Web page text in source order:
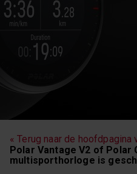
Slaap & Herstel
Workouts
« Terug naar de hoofdpagina
Polar Vantage V2 of Polar
multisporthorloge is